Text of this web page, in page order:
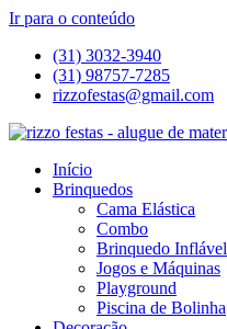
Ir para o conteúdo
(31) 3032-3940
(31) 98757-7285
rizzofestas@gmail.com
Início
Brinquedos
Cama Elástica
Combo
Brinquedo Inflável
Jogos e Máquinas
Playground
Piscina de Bolinha